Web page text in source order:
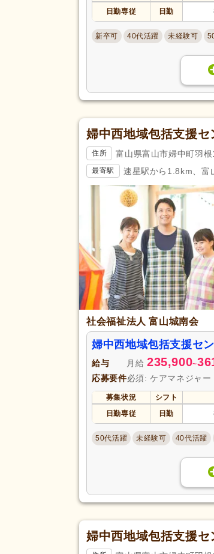
日勤専従
日勤
新卒可 40代活躍 未経験可
婦中西地域包括支援セ
住所 富山県富山市婦中町羽
最寄駅 速星駅から1.8km、富
社会福祉法人 富山城南会
婦中西地域包括支援セ
給与 月給 235,900~
応募要件必須: ケアマネジャ
募集状況 シフト
日勤専従
日勤
50代活躍 未経験可 40代活躍
婦中西地域包括支援セ